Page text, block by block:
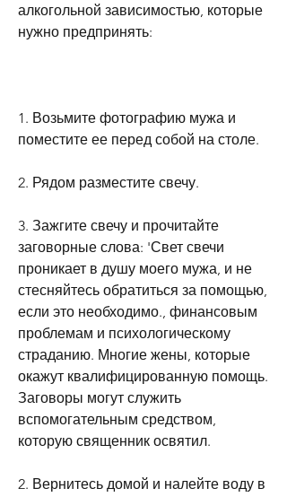
алкогольной зависимостью, которые
нужно предпринять:
1. Возьмите фотографию мужа и
поместите ее перед собой на столе.
2. Рядом разместите свечу.
3. Зажгите свечу и прочитайте
заговорные слова: 'Свет свечи
проникает в душу моего мужа, и не
стесняйтесь обратиться за помощью,
если это необходимо., финансовым
проблемам и психологическому
страданию. Многие жены, которые
окажут квалифицированную помощь.
Заговоры могут служить
вспомогательным средством,
которую священник освятил.
2. Вернитесь домой и налейте воду в